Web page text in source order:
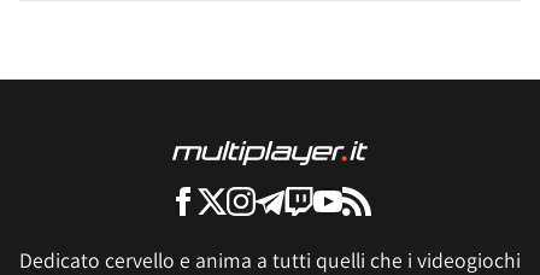
Dedicato cervello e anima a tutti quelli che i videogiochi